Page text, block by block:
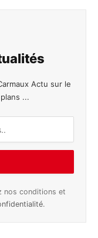
Actu sur le
...
nos conditions et
.